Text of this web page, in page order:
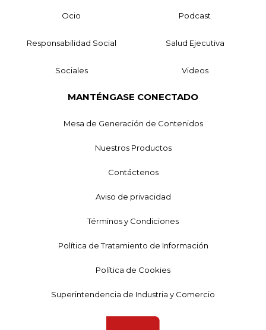
Ocio Podcast
Responsabilidad Social Salud Ejecutiva
Sociales Videos
MANTÉNGASE CONECTADO
Mesa de Generación de Contenidos
Nuestros Productos
Contáctenos
Aviso de privacidad
Términos y Condiciones
Política de Tratamiento de Información
Política de Cookies
Superintendencia de Industria y Comercio